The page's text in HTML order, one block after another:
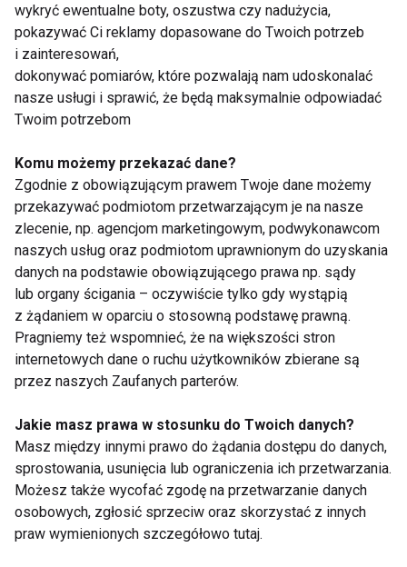
Aktywna Mama. Ćwiczenia i
Poradnik brodacza - 9 porad dla
dobra twojej brody
Snowboard dla początkujących
Nie przegap nowości ze
wykryć ewentualne boty, oszustwa czy nadużycia,
pokazywać Ci reklamy dopasowane do Twoich potrzeb
i zainteresowań,
dokonywać pomiarów, które pozwalają nam udoskonalać
nasze usługi i sprawić, że będą maksymalnie odpowiadać
Twoim potrzebom
Komu możemy przekazać dane?
Zgodnie z obowiązującym prawem Twoje dane możemy
przekazywać podmiotom przetwarzającym je na nasze
zlecenie, np. agencjom marketingowym, podwykonawcom
naszych usług oraz podmiotom uprawnionym do uzyskania
danych na podstawie obowiązującego prawa np. sądy
lub organy ścigania – oczywiście tylko gdy wystąpią
z żądaniem w oparciu o stosowną podstawę prawną.
Pragniemy też wspomnieć, że na większości stron
internetowych dane o ruchu użytkowników zbierane są
przez naszych Zaufanych parterów.
Jakie masz prawa w stosunku do Twoich danych?
Masz między innymi prawo do żądania dostępu do danych,
sprostowania, usunięcia lub ograniczenia ich przetwarzania.
Możesz także wycofać zgodę na przetwarzanie danych
osobowych, zgłosić sprzeciw oraz skorzystać z innych
praw wymienionych szczegółowo tutaj.